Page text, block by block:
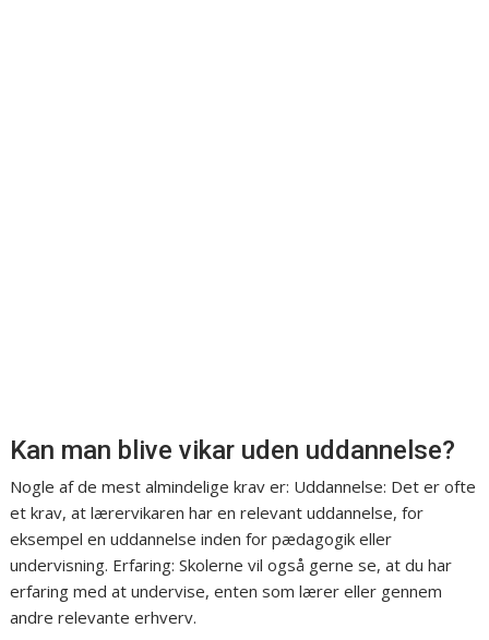
Kan man blive vikar uden uddannelse?
Nogle af de mest almindelige krav er: Uddannelse: Det er ofte
et krav, at lærervikaren har en relevant uddannelse, for
eksempel en uddannelse inden for pædagogik eller
undervisning. Erfaring: Skolerne vil også gerne se, at du har
erfaring med at undervise, enten som lærer eller gennem
andre relevante erhverv.